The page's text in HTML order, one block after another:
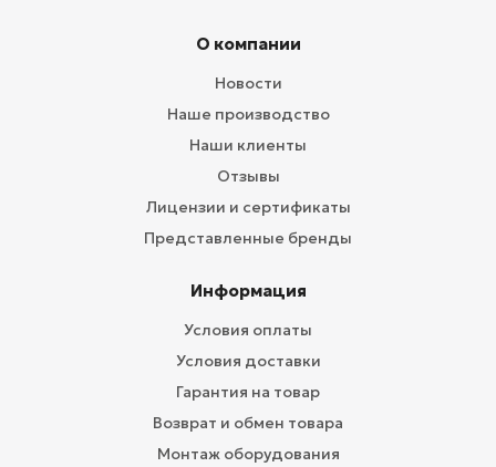
О компании
Новости
Наше производство
Наши клиенты
Отзывы
Лицензии и сертификаты
Представленные бренды
Информация
Условия оплаты
Условия доставки
Гарантия на товар
Возврат и обмен товара
Монтаж оборудования